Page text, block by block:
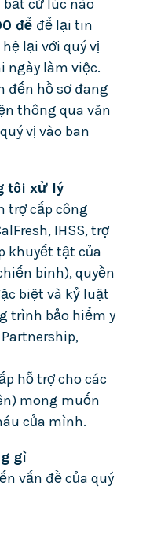
bất cứ lúc nào
để để lại tin
lại với quý vị
ngày làm việc.
đến hồ sơ đang
thông qua văn
vị vào ban
tôi xử lý
trợ cấp công
IHSS, trợ
khuyết tật của
binh), quyền
biệt và kỷ luật
trình bảo hiểm y
hỗ trợ cho các
mong muốn
của mình.
gì
vấn đề của quý